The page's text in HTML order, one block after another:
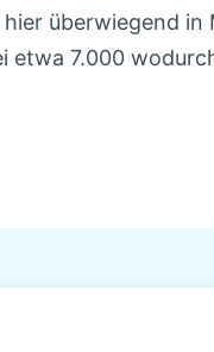
überwiegend
etwa 7.000